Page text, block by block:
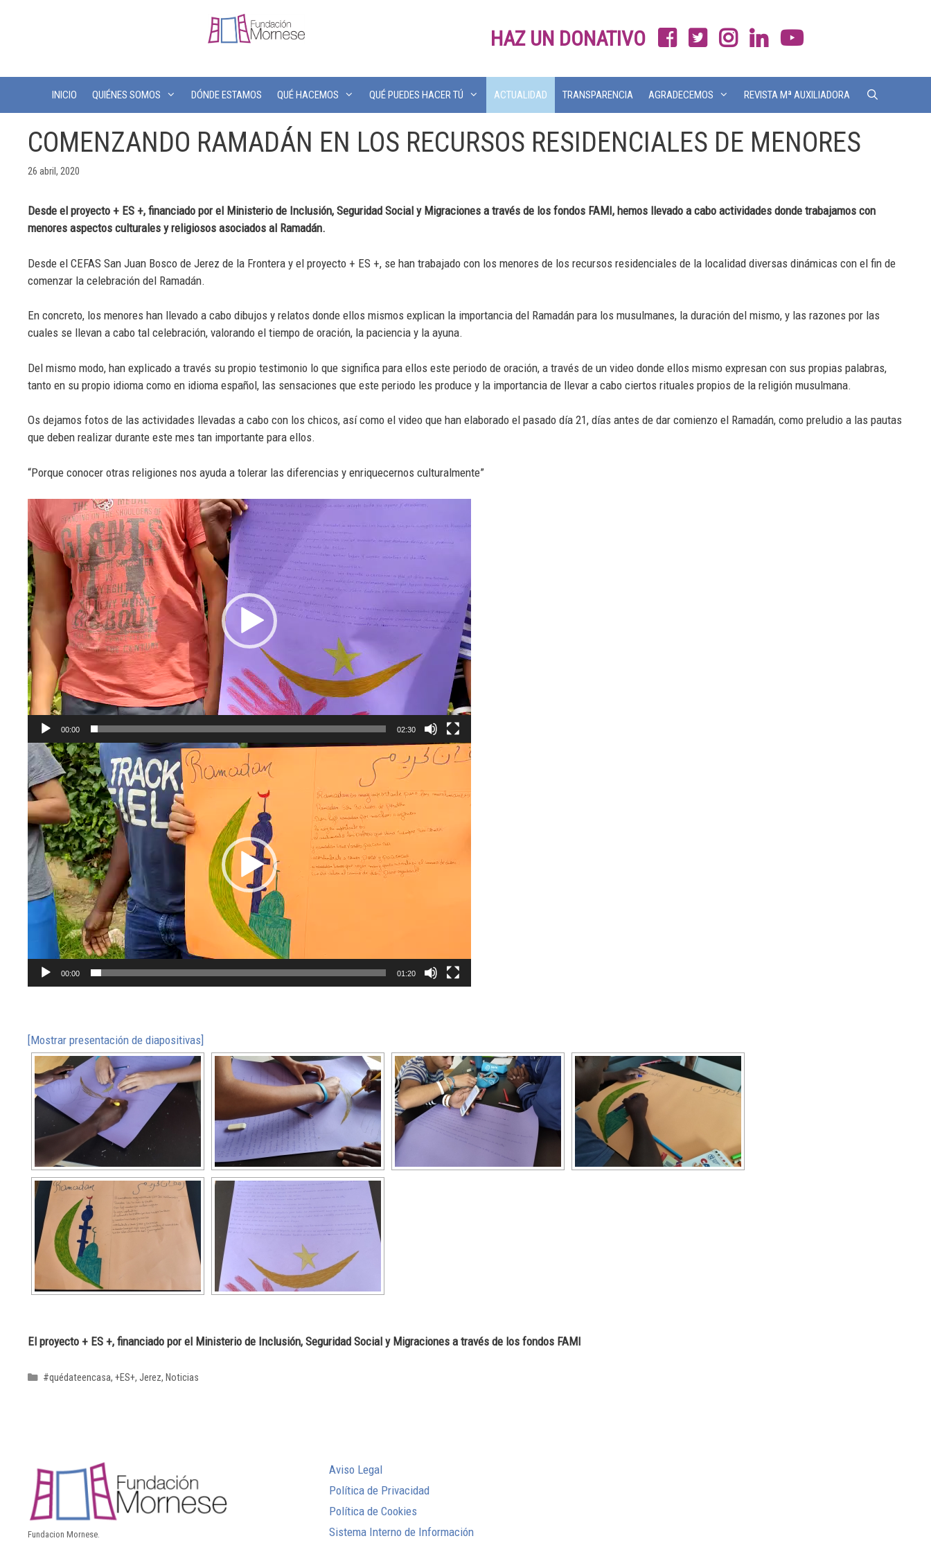
HAZ UN DONATIVO
INICIO QUIÉNES SOMOS DÓNDE ESTAMOS QUÉ HACEMOS QUÉ PUEDES HACER TÚ ACTUALIDAD TRANSPARENCIA AGRADECEMOS REVISTA Mª AUXILIADORA
COMENZANDO RAMADÁN EN LOS RECURSOS RESIDENCIALES DE MENORES
26 abril, 2020
Desde el proyecto + ES +, financiado por el Ministerio de Inclusión, Seguridad Social y Migraciones a través de los fondos FAMI, hemos llevado a cabo actividades donde trabajamos con
menores aspectos culturales y religiosos asociados al Ramadán.
Desde el CEFAS San Juan Bosco de Jerez de la Frontera y el proyecto + ES +, se han trabajado con los menores de los recursos residenciales de la localidad diversas dinámicas con el fin de
comenzar la celebración del Ramadán.
En concreto, los menores han llevado a cabo dibujos y relatos donde ellos mismos explican la importancia del Ramadán para los musulmanes, la duración del mismo, y las razones por las
cuales se llevan a cabo tal celebración, valorando el tiempo de oración, la paciencia y la ayuna.
Del mismo modo, han explicado a través su propio testimonio lo que significa para ellos este periodo de oración, a través de un video donde ellos mismo expresan con sus propias palabras,
tanto en su propio idioma como en idioma español, las sensaciones que este periodo les produce y la importancia de llevar a cabo ciertos rituales propios de la religión musulmana.
Os dejamos fotos de las actividades llevadas a cabo con los chicos, así como el video que han elaborado el pasado día 21, días antes de dar comienzo el Ramadán, como preludio a las pautas
que deben realizar durante este mes tan importante para ellos.
“Porque conocer otras religiones nos ayuda a tolerar las diferencias y enriquecernos culturalmente”
Reproductor
de
vídeo
00:00 02:30
Reproductor
de
vídeo
00:00 01:20
[Mostrar presentación de diapositivas]
El proyecto + ES +, financiado por el Ministerio de Inclusión, Seguridad Social y Migraciones a través de los fondos FAMI
#quédateencasa, +ES+, Jerez, Noticias
Fundacion Mornese.
Aviso Legal
Política de Privacidad
Política de Cookies
Sistema Interno de Información